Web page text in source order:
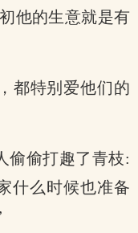
他的生意就是有
都特别爱他们的
偷偷打趣了青枝:
什么时候也准备